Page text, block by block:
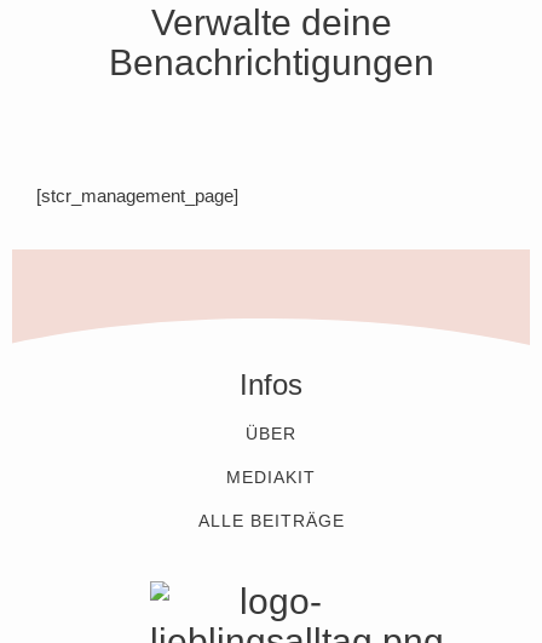
Verwalte deine
Benachrichtigungen
[stcr_management_page]
Infos
ÜBER
MEDIAKIT
ALLE BEITRÄGE